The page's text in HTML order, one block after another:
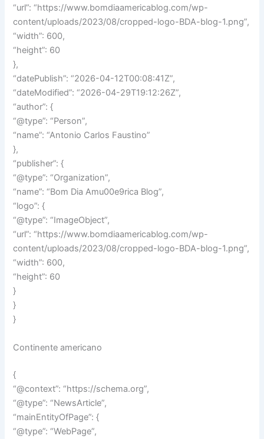
“url”: “https://www.bomdiaamericablog.com/wp-
content/uploads/2023/08/cropped-logo-BDA-blog-1.png”,
“width”: 600,
“height”: 60
},
“datePublish”: “2026-04-12T00:08:41Z”,
“dateModified”: “2026-04-29T19:12:26Z”,
“author”: {
“@type”: “Person”,
“name”: “Antonio Carlos Faustino”
},
“publisher”: {
“@type”: “Organization”,
“name”: “Bom Dia Amu00e9rica Blog”,
“logo”: {
“@type”: “ImageObject”,
“url”: “https://www.bomdiaamericablog.com/wp-
content/uploads/2023/08/cropped-logo-BDA-blog-1.png”,
“width”: 600,
“height”: 60
}
}
}
Continente americano
{
“@context”: “https://schema.org”,
“@type”: “NewsArticle”,
“mainEntityOfPage”: {
“@type”: “WebPage”,